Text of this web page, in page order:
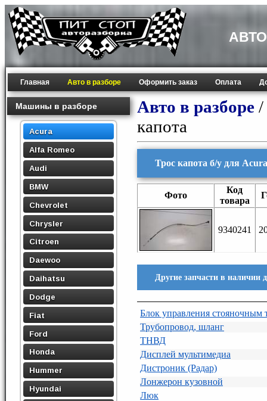
Главная Авто в разборе Оформить заказ Оплата
Машины в разборе
Acura
Alfa Romeo
Audi
BMW
Chevrolet
Chrysler
Citroen
Daewoo
Daihatsu
Dodge
Fiat
Ford
Honda
Hummer
Hyundai
Авто в разборе /
капота
Трос капота б/у для
Фото
Код
товара
9340241
Другие запчасти в наличии
Блок управления стояночным
Трубопровод, шланг
ТНВД
Дисплей мультимедиа
Дистроник (Радар)
Лонжерон кузовной
Люк